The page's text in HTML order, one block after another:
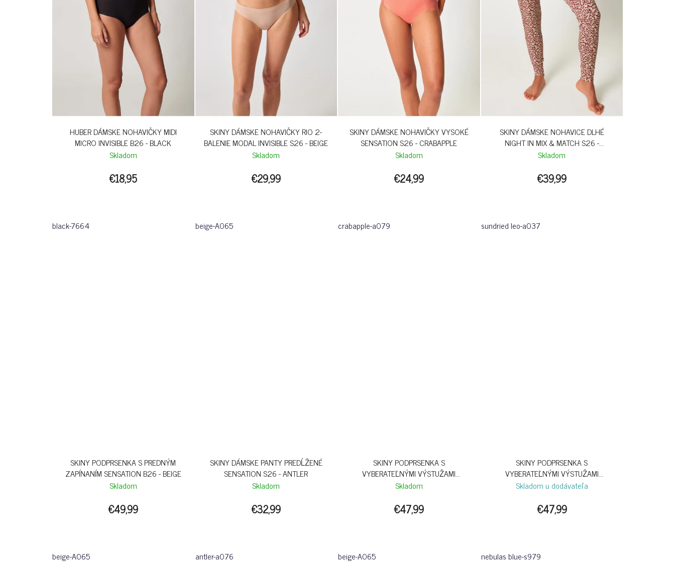
HUBER DÁMSKE NOHAVIČKY MIDI
MICRO INVISIBLE B26 - BLACK
Skladom
€18,95
black-7664
SKINY DÁMSKE NOHAVIČKY RIO 2-
BALENIE MODAL INVISIBLE S26 - BEIGE
Skladom
€29,99
beige-A065
SKINY DÁMSKE NOHAVIČKY VYSOKÉ
SENSATION S26 - CRABAPPLE
Skladom
€24,99
crabapple-a079
SKINY DÁMSKE NOHAVICE DLHÉ
NIGHT IN MIX & MATCH S26 -
SUNDRIED LEO
Skladom
€39,99
sundried leo-a037
SKINY PODPRSENKA S PREDNÝM
ZAPÍNANÍM SENSATION B26 - BEIGE
Skladom
€49,99
beige-A065
SKINY DÁMSKE PANTY PREDĹŽENÉ
SENSATION S26 - ANTLER
Skladom
€32,99
antler-a076
SKINY PODPRSENKA S
VYBERATEĽNÝMI VÝSTUŽAMI
SENSATION B26 - BEIGE
Skladom
€47,99
beige-A065
SKINY PODPRSENKA S
VYBERATEĽNÝMI VÝSTUŽAMI
SENSATION S26 - NEBULAS BLUE
Skladom u dodávateľa
€47,99
nebulas blue-s979